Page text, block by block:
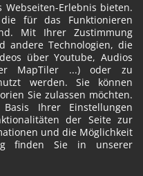
Erlebnis bieten.
für das Funktionieren
Mit Ihrer Zustimmung
andere Technologien, die
über Youtube, Audios
MapTiler ...) oder zu
werden. Sie können
Sie zulassen möchten.
Ihrer Einstellungen
der Seite zur
und die Möglichkeit
finden Sie in unserer